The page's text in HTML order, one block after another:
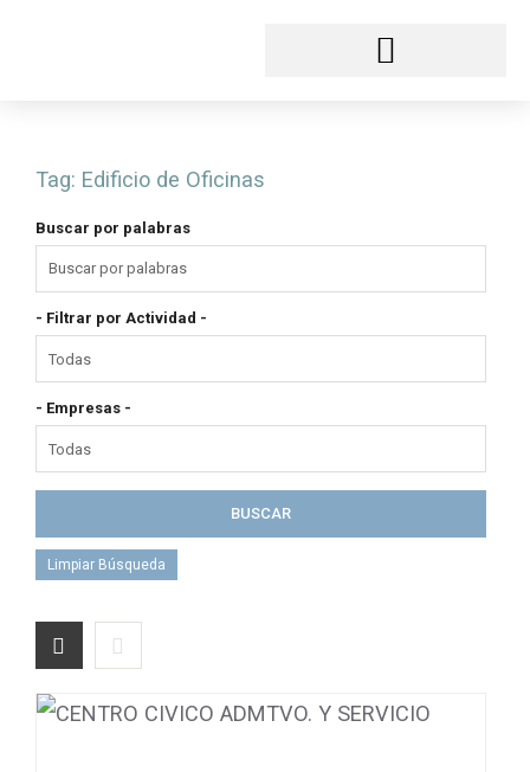
Tag: Edificio de Oficinas
Buscar por palabras
- Filtrar por Actividad -
- Empresas -